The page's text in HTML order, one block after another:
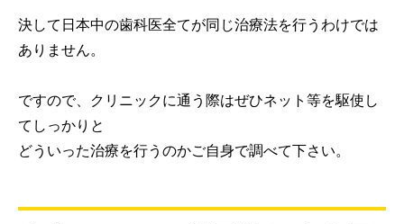
決して日本中の歯科医全てが同じ治療法を行うわけでは
ありません。
ですので、クリニックに通う際はぜひネット等を駆使し
てしっかりと
どういった治療を行うのかご自身で調べて下さい。